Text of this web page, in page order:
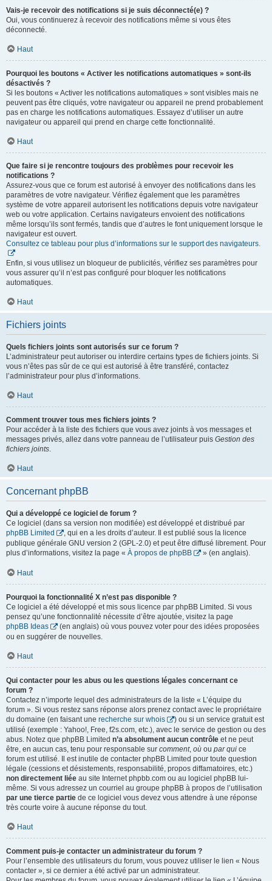
Vais-je recevoir des notifications si je suis déconnecté(e) ?
Oui, vous continuerez à recevoir des notifications même si vous êtes
déconnecté.
Haut
Pourquoi les boutons « Activer les notifications automatiques » sont-ils
désactivés ?
Si les boutons « Activer les notifications automatiques » sont visibles mais ne
peuvent pas être cliqués, votre navigateur ou appareil ne prend probablement
pas en charge les notifications automatiques. Essayez d’utiliser un autre
navigateur ou appareil qui prend en charge cette fonctionnalité.
Haut
Que faire si je rencontre toujours des problèmes pour recevoir les
notifications ?
Assurez-vous que ce forum est autorisé à envoyer des notifications dans les
paramètres de votre navigateur. Vérifiez également que les paramètres
système de votre appareil autorisent les notifications depuis votre navigateur
web ou votre application. Certains navigateurs envoient des notifications
même lorsqu’ils sont fermés, tandis que d’autres le font uniquement lorsque le
navigateur est ouvert.
Consultez ce tableau pour plus d’informations sur le support des navigateurs.
Enfin, si vous utilisez un bloqueur de publicités, vérifiez ses paramètres pour
vous assurer qu’il n’est pas configuré pour bloquer les notifications
automatiques.
Haut
Fichiers joints
Quels fichiers joints sont autorisés sur ce forum ?
L’administrateur peut autoriser ou interdire certains types de fichiers joints. Si
vous n’êtes pas sûr de ce qui est autorisé à être transféré, contactez
l’administrateur pour plus d’informations.
Haut
Comment trouver tous mes fichiers joints ?
Pour accéder à la liste des fichiers que vous avez joints à vos messages et
messages privés, allez dans votre panneau de l’utilisateur puis Gestion des
fichiers joints.
Haut
Concernant phpBB
Qui a développé ce logiciel de forum ?
Ce logiciel (dans sa version non modifiée) est développé et distribué par
phpBB Limited
, qui en a les droits d’auteur. Il est publié sous la licence
publique générale GNU version 2 (GPL-2.0) et peut être diffusé librement. Pour
plus d’informations, visitez la page « À propos de phpBB » (en anglais).
Haut
Pourquoi la fonctionnalité X n’est pas disponible ?
Ce logiciel a été développé et mis sous licence par phpBB Limited. Si vous
pensez qu’une fonctionnalité nécessite d’être ajoutée, visitez la page
phpBB Ideas
(en anglais) où vous pouvez voter pour des idées proposées
ou en suggérer de nouvelles.
Haut
Qui contacter pour les abus ou les questions légales concernant ce
forum ?
Contactez n’importe lequel des administrateurs de la liste « L’équipe du
forum ». Si vous restez sans réponse alors prenez contact avec le propriétaire
du domaine (en faisant une recherche sur whois
) ou si un service gratuit est
utilisé (exemple : Yahoo!, Free, f2s.com, etc.), avec le service de gestion ou des
abus. Notez que phpBB Limited n’a absolument aucun contrôle et ne peut
être, en aucun cas, tenu pour responsable sur comment, où ou par qui ce
forum est utilisé. Il est inutile de contacter phpBB Limited pour toute question
légale (cessions et désistements, responsabilité, propos diffamatoires, etc.)
non directement liée au site Internet phpbb.com ou au logiciel phpBB lui-
même. Si vous adressez un courriel au groupe phpBB à propos de l’utilisation
par une tierce partie de ce logiciel vous devez vous attendre à une réponse
très courte voire à aucune réponse du tout.
Haut
Comment puis-je contacter un administrateur du forum ?
Pour l’ensemble des utilisateurs du forum, vous pouvez utiliser le lien « Nous
contacter », si ce dernier a été activé par un administrateur.